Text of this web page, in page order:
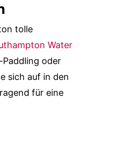
tolle
Water
oder
sich auf in den
für eine